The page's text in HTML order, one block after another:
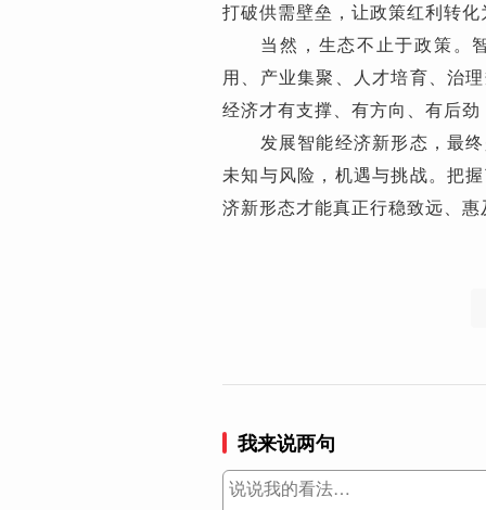
打破供需壁垒，让政策红利转
当然，生态不止于政策。智
用、产业集聚、人才培育、治
经济才有支撑、有方向、有后
发展智能经济新形态，最终
未知与风险，机遇与挑战。把
济新形态才能真正行稳致远、
我来说两句